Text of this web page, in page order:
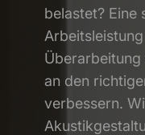
belastet? Eine
an den
verbessern.